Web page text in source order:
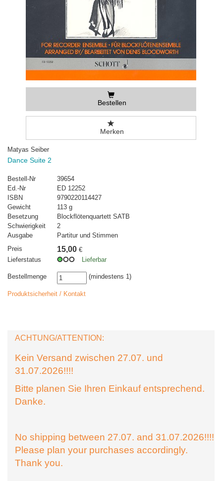
Bestellen
Merken
Matyas Seiber
Dance Suite 2
Bestell-Nr
39654
Ed.-Nr
ED 12252
ISBN
9790220114427
Gewicht
113 g
Besetzung
Blockflötenquartett SATB
Schwierigkeit
2
Ausgabe
Partitur und Stimmen
Preis
15,00 €
Lieferstatus
Lieferbar
Bestellmenge (mindestens 1)
Produktsicherheit / Kontakt
ACHTUNG/ATTENTION:
Kein Versand zwischen 27.07. und
31.07.2026!!!!
Bitte planen Sie Ihren Einkauf entsprechend.
Danke.
No shipping between 27.07. and 31.07.2026!!!!
Please plan your purchases accordingly.
Thank you.